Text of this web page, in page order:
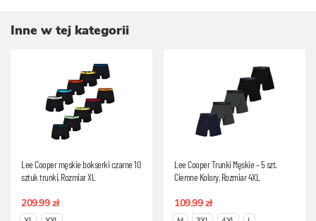
Inne w tej kategorii
Lee Cooper męskie bokserki czarne 10
sztuk trunki, Rozmiar XL
209.99 zł
Lee Cooper Trunki Męskie – 5 szt.
Ciemne Kolory, Rozmiar 4XL
109.99 zł